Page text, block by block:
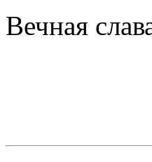
Вечная